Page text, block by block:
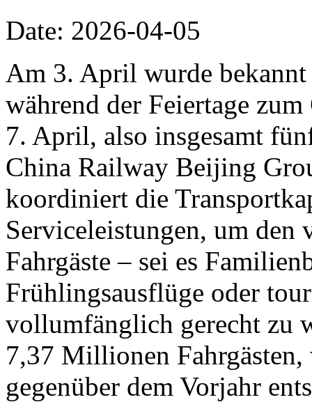
Date: 2026-04-05
Am 3. April wurde bekannt
während der Feiertage
7. April, also insgesamt
China Railway Beijing
koordiniert die
Serviceleistungen, um den
Fahrgäste – sei es
Frühlingsausflüge oder
vollumfänglich gerecht zu
7,37 Millionen
gegenüber dem Vorjahr